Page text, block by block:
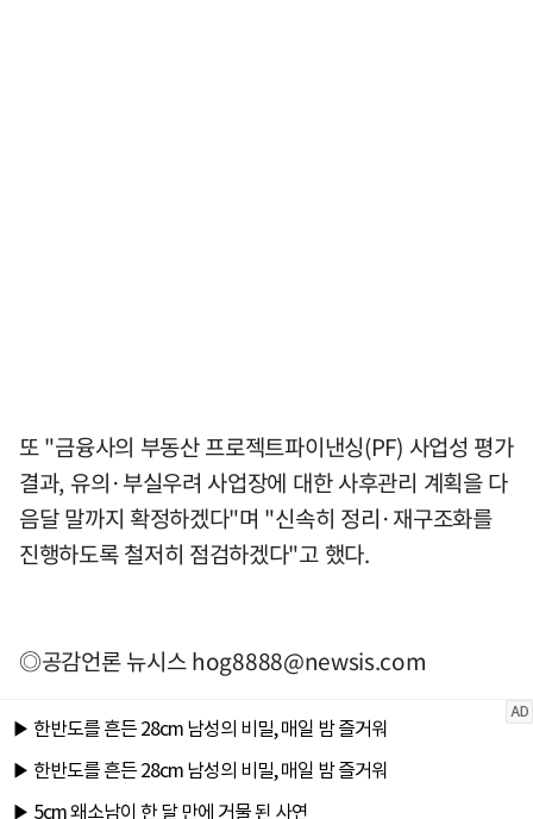
또 "금융사의 부동산 프로젝트파이낸싱(PF) 사업성 평가
결과, 유의·부실우려 사업장에 대한 사후관리 계획을 다
음달 말까지 확정하겠다"며 "신속히 정리·재구조화를
진행하도록 철저히 점검하겠다"고 했다.
◎공감언론 뉴시스hog8888@newsis.com